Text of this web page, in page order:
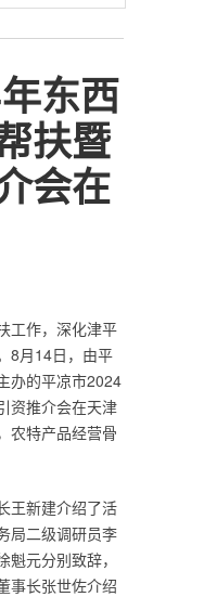
东西
扶暨
会在
工作，深化津平
8月14日，由平
办的平凉市2024
资推介会在天津
农特产品经营骨
王新建介绍了活
局二级调研员李
元分别致辞，
事长张世佐介绍